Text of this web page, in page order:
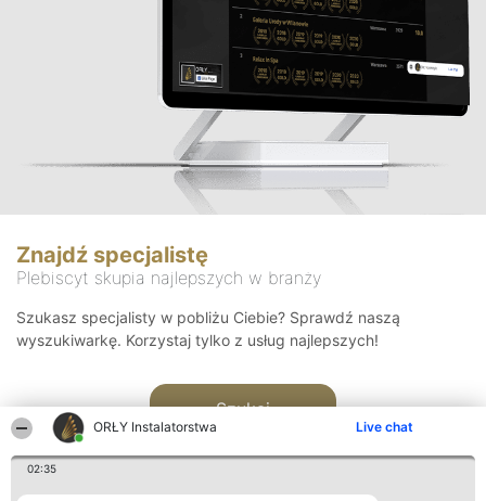
ORŁY Instalatorstwa Live chat
02:35
Znajdź specjalistę
Plebiscyt skupia najlepszych w branży
Szukasz specjalisty w pobliżu Ciebie? Sprawdź naszą
wyszukiwarkę. Korzystaj tylko z usług najlepszych!
Szukaj